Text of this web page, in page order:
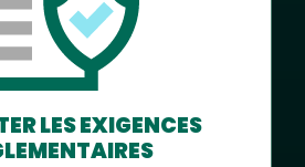
LES EXIGENCES